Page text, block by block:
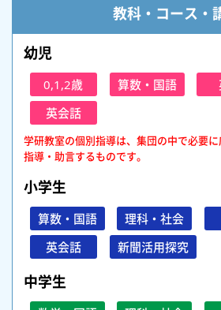
教科・コース・
幼児
0,1,2歳 算数・国語
英会話
学研教室の個別指導は、集団の中で必要
指導・助言するものです。
小学生
算数・国語 理科・社会
英会話
新聞活用探究
中学生